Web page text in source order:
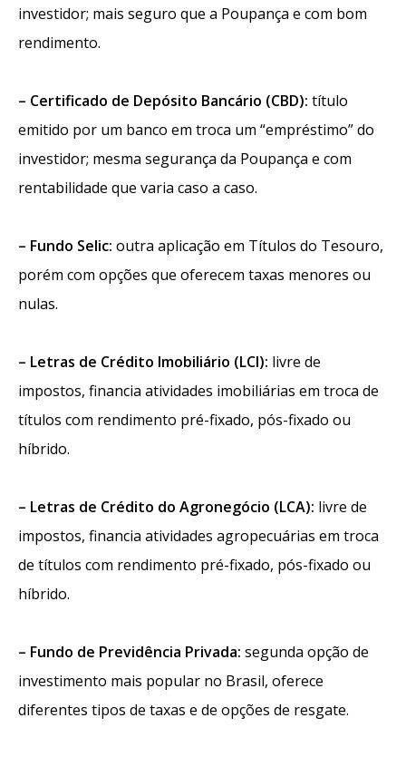
investidor; mais seguro que a Poupança e com bom
rendimento.
– Certificado de Depósito Bancário (CBD): título
emitido por um banco em troca um “empréstimo” do
investidor; mesma segurança da Poupança e com
rentabilidade que varia caso a caso.
– Fundo Selic: outra aplicação em Títulos do Tesouro,
porém com opções que oferecem taxas menores ou
nulas.
– Letras de Crédito Imobiliário (LCI): livre de
impostos, financia atividades imobiliárias em troca de
títulos com rendimento pré-fixado, pós-fixado ou
híbrido.
– Letras de Crédito do Agronegócio (LCA): livre de
impostos, financia atividades agropecuárias em troca
de títulos com rendimento pré-fixado, pós-fixado ou
híbrido.
– Fundo de Previdência Privada: segunda opção de
investimento mais popular no Brasil, oferece
diferentes tipos de taxas e de opções de resgate.